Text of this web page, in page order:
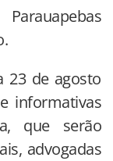
23 de agosto
informativas
que serão
advogadas